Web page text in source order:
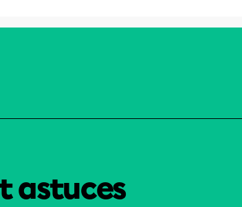
astuces